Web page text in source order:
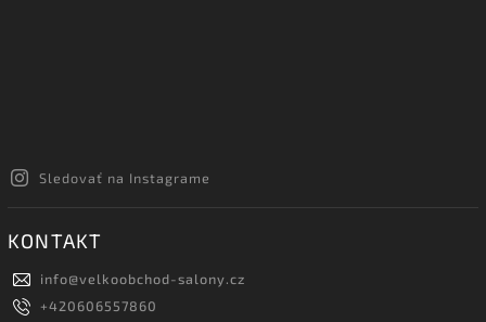
Sledovať na Instagrame
KONTAKT
info@velkoobchod-salony.cz
+420606557860